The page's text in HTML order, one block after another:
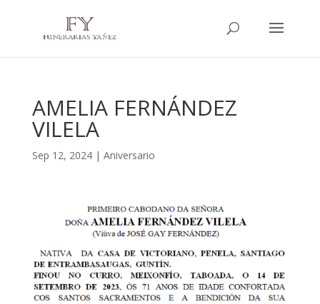
AMELIA FERNÁNDEZ
VILELA
Sep 12, 2024| Aniversario